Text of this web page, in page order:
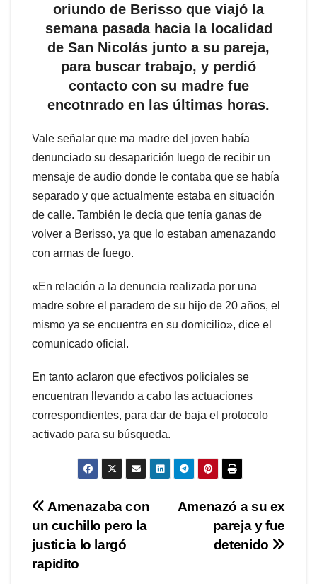
oriundo de Berisso que viajó la
semana pasada hacia la localidad
de San Nicolás junto a su pareja,
para buscar trabajo, y perdió
contacto con su madre fue
encotnrado en las últimas horas.
Vale señalar que ma madre del joven había
denunciado su desaparición luego de recibir un
mensaje de audio donde le contaba que se había
separado y que actualmente estaba en situación
de calle. También le decía que tenía ganas de
volver a Berisso, ya que lo estaban amenazando
con armas de fuego.
«En relación a la denuncia realizada por una
madre sobre el paradero de su hijo de 20 años, el
mismo ya se encuentra en su domicilio», dice el
comunicado oficial.
En tanto aclaron que efectivos policiales se
encuentran llevando a cabo las actuaciones
correspondientes, para dar de baja el protocolo
activado para su búsqueda.
Navegación
de
entradas
Amenazó a su ex
pareja y fue
detenido
Amenazaba con
un cuchillo pero la
justicia lo largó
rapidito